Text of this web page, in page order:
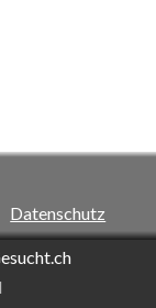
Datenschutz